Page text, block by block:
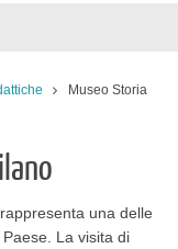
Museo Storia
una delle
La visita di